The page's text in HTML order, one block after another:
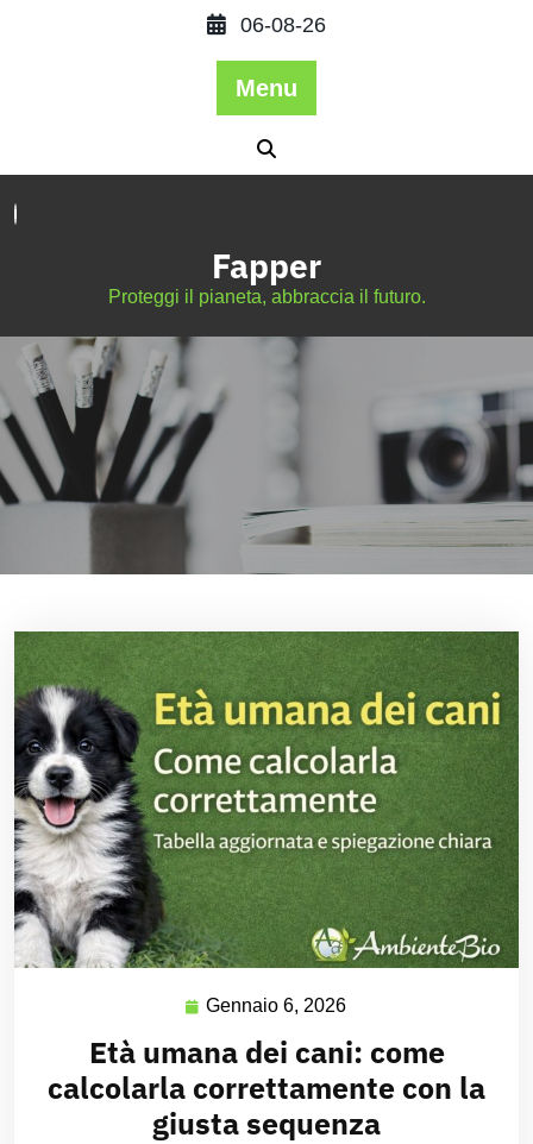
06-08-26
Menu
Fapper
Proteggi il pianeta, abbraccia il futuro.
Gennaio 6, 2026
Età umana dei cani: come
calcolarla correttamente con la
giusta sequenza